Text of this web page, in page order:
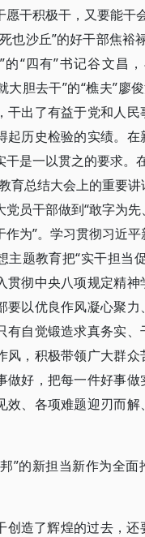
干积极干，又要能干
也沙丘”的好干部焦裕
的“四有”书记谷文昌
大胆去干”的“樵夫”廖
干出了有益于党和人民
起历史检验的实绩。在
是一以贯之的要求。
育总结大会上的重要
员干部做到“敢字为先
作为”。学习贯彻习近
主题教育把“实干担当
贯彻中央八项规定精神
要以优良作风凝心聚力
有自觉锻造求真务实、
风，积极带领广大群众
做好，把每一件好事做
效、各项难题迎刃而解
”的新担当新作为全面
创造了辉煌的过去，还